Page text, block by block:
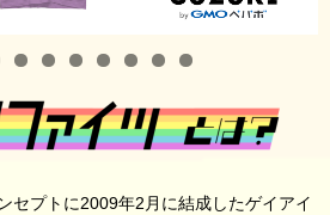
セプトに2009年2月に結成したゲイアイ